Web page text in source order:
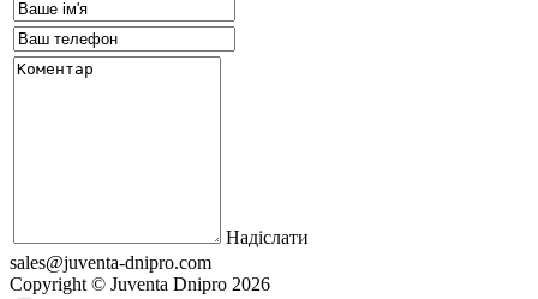
Надіслати
sales@juventa-dnipro.com
Copyright © Juventa Dnipro 2026